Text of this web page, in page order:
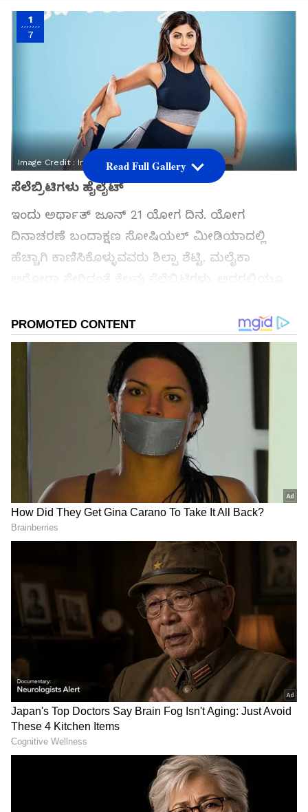
1
7
Image Credit : Instagram
ಸೆಲೆಬ್ರಿಟಿಗಳು ಹೈಲೈಟ್​
ಇಂದು ಅರ್ಥಾತ್​ ಜೂನ್​ 21 ಯೋಗ ದಿನ. ಯೋಗ
ದಿನಾಚರಣೆ ಬಂದಾಕ್ಷಣ ಸೋಷಿಯಲ್​ ಮೀಡಿಯಾದಲ್ಲಿ
ಹೆಚ್ಚಾಗಿ ಕಾಣಿಸಿಕೊಳ್ಳುವವರು ಶಿಲ್ಪಾ ಶೆಟ್ಟಿ, ಮಲೈಕಾ
ಮಾಡುತ್ತಾ ನಗುನಗುತ್ತಾ ಇರುವ ಶಿಲ್ಪಾ ಶೆಟ್ಟಿಯೇ ಈ ದಿನದ
ಹೈಲೈಟ್​.
ಸಮಗ್ರ ಸುದ್ದಿ ಮೂಲವನ್ನಾಗಿ asianet suvarna news ಅನ್ನು
ಆಯ್ಕೆ ಮಾಡಿಕೊಳ್ಳಿ
Drprashantdezire Instagram
Read Full Gallery